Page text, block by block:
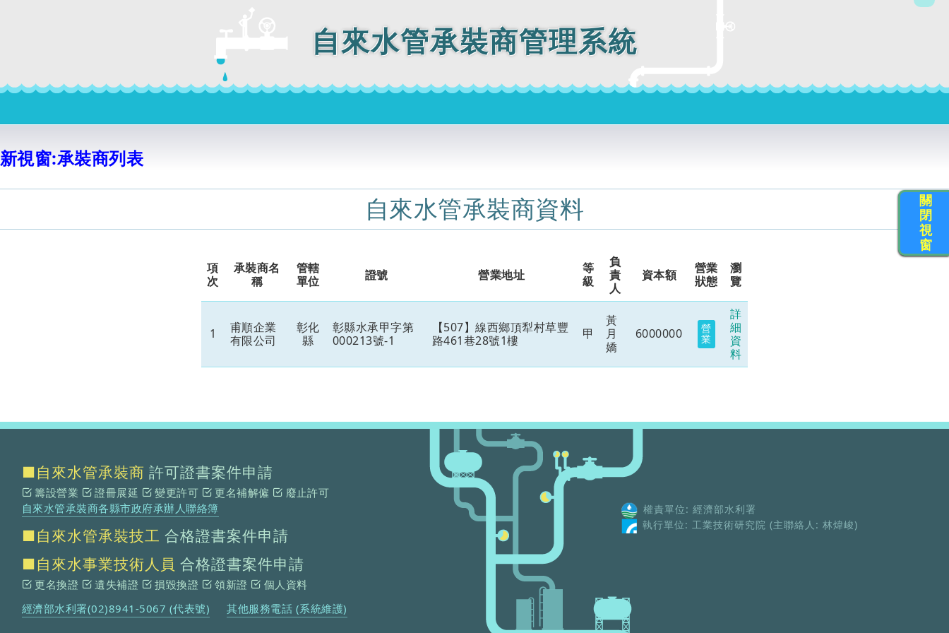
自來水管承裝商管理系統
新視窗:承裝商列表
自來水管承裝商資料
項
次
承裝商名
稱
管轄
單位
證號 營業地址
等
級
負
責
人
資本額
營業
狀態
瀏
覽
1
甫順企業
有限公司
彰化
縣
彰縣水承甲字第
000213號-1
【507】線西鄉頂犁村草豐
路461巷28號1樓
甲
黃
月
嬌
6000000 營
業
詳
細
資
料
關
閉
視
窗
■自來水管承裝商 許可證書案件申請
籌設營業 證冊展延 變更許可 更名補解僱
廢止許可
自來水管承裝商各縣市政府承辦人聯絡簿
■自來水管承裝技工 合格證書案件申請
■自來水事業技術人員 合格證書案件申請
更名換證 遺失補證 損毀換證 領新證
個人資料
經濟部水利署(02)8941-5067 (代表號)
其他服務電話 (系統維護)
權責單位: 經濟部水利署
執行單位: 工業技術研究院 (主聯絡人: 林煒峻)